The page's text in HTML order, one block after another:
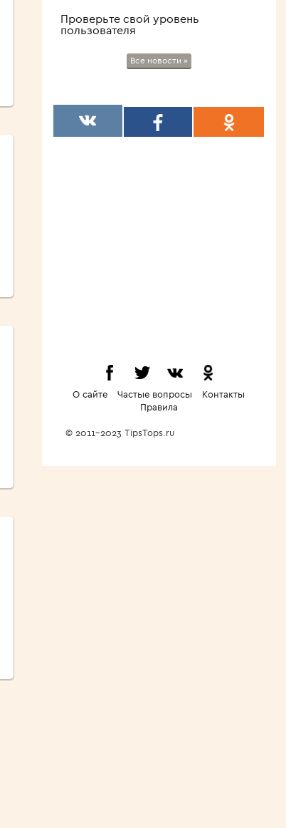
Проверьте свой уровень
пользователя
Все новости »
О сайте Частые вопросы
Контакты
Правила
© 2011-2023 TipsTops.ru